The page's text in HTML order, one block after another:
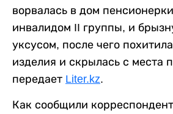
ворвалась в дом
инвалидом II группы, и
уксусом, после чего
изделия и скрылась с места
передает Liter.kz.
Как сообщили